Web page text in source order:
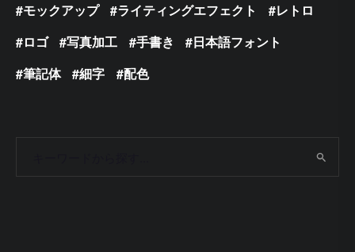
モックアップ
ライティングエフェクト
レトロ
ロゴ
写真加工 手書き
日本語フォント
筆記体
細字 配色